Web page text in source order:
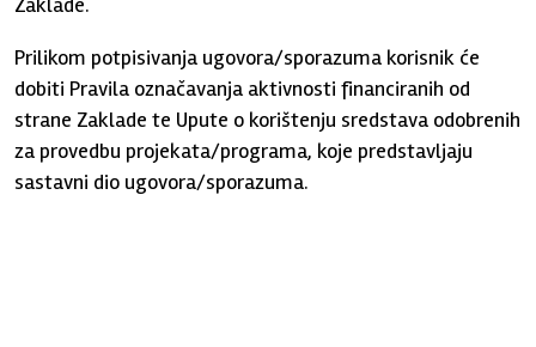
Prilikom potpisivanja ugovora/sporazuma korisnik će
dobiti Pravila označavanja aktivnosti financiranih od
strane Zaklade te Upute o korištenju sredstava odobrenih
za provedbu projekata/programa, koje predstavljaju
sastavni dio ugovora/sporazuma.